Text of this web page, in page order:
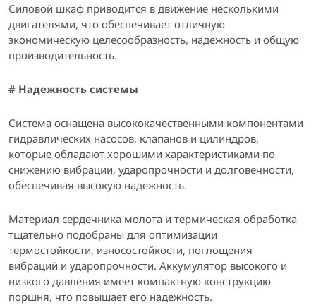
Силовой шкаф приводится в движение несколькими
двигателями, что обеспечивает отличную
экономическую целесообразность, надежность и общую
производительность.
# Надежность системы
Система оснащена высококачественными компонентами
гидравлических насосов, клапанов и цилиндров,
которые обладают хорошими характеристиками по
снижению вибрации, ударопрочности и долговечности,
обеспечивая высокую надежность.
Материал сердечника молота и термическая обработка
тщательно подобраны для оптимизации
термостойкости, износостойкости, поглощения
вибраций и ударопрочности. Аккумулятор высокого и
низкого давления имеет компактную конструкцию
поршня, что повышает его надежность.